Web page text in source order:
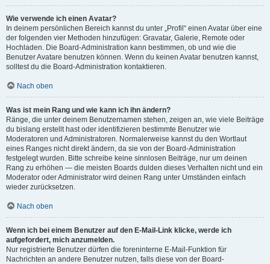
Wie verwende ich einen Avatar?
In deinem persönlichen Bereich kannst du unter „Profil“ einen Avatar über eine
der folgenden vier Methoden hinzufügen: Gravatar, Galerie, Remote oder
Hochladen. Die Board-Administration kann bestimmen, ob und wie die
Benutzer Avatare benutzen können. Wenn du keinen Avatar benutzen kannst,
solltest du die Board-Administration kontaktieren.
Nach oben
Was ist mein Rang und wie kann ich ihn ändern?
Ränge, die unter deinem Benutzernamen stehen, zeigen an, wie viele Beiträge
du bislang erstellt hast oder identifizieren bestimmte Benutzer wie
Moderatoren und Administratoren. Normalerweise kannst du den Wortlaut
eines Ranges nicht direkt ändern, da sie von der Board-Administration
festgelegt wurden. Bitte schreibe keine sinnlosen Beiträge, nur um deinen
Rang zu erhöhen — die meisten Boards dulden dieses Verhalten nicht und ein
Moderator oder Administrator wird deinen Rang unter Umständen einfach
wieder zurücksetzen.
Nach oben
Wenn ich bei einem Benutzer auf den E-Mail-Link klicke, werde ich
aufgefordert, mich anzumelden.
Nur registrierte Benutzer dürfen die foreninterne E-Mail-Funktion für
Nachrichten an andere Benutzer nutzen, falls diese von der Board-